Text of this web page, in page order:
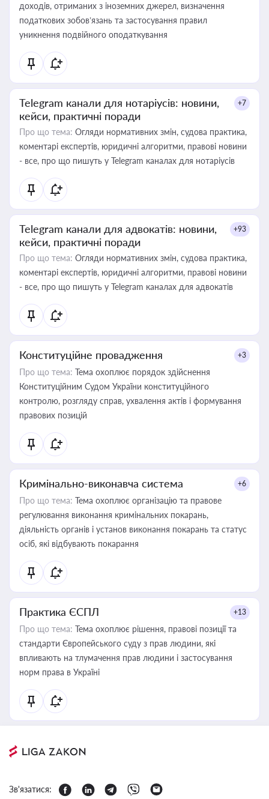
доходів, отриманих з іноземних джерел, визначення
податкових зобов’язань та застосування правил
уникнення подвійного оподаткування
Telegram канали для нотаріусів: новини,
кейси, практичні поради
+7
Про що тема: Огляди нормативних змін, судова практика,
коментарі експертів, юридичні алгоритми, правові новини
- все, про що пишуть у Telegram каналах для нотаріусів
Telegram канали для адвокатів: новини,
кейси, практичні поради
+93
Про що тема: Огляди нормативних змін, судова практика,
коментарі експертів, юридичні алгоритми, правові новини
- все, про що пишуть у Telegram каналах для адвокатів
Конституційне провадження +3
Про що тема: Тема охоплює порядок здійснення
Конституційним Судом України конституційного
контролю, розгляду справ, ухвалення актів і формування
правових позицій
Кримінально-виконавча система +6
Про що тема: Тема охоплює організацію та правове
регулювання виконання кримінальних покарань,
діяльність органів і установ виконання покарань та статус
осіб, які відбувають покарання
Практика ЄСПЛ +13
Про що тема: Тема охоплює рішення, правові позиції та
стандарти Європейського суду з прав людини, які
впливають на тлумачення прав людини і застосування
норм права в Україні
Зв'язатися: